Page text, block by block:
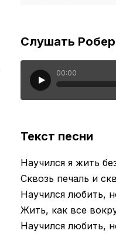
Слушать
00:00
Текст песни
Научился я жить
Сквозь печаль и
Научился любить,
Жить, как все
Научился любить,